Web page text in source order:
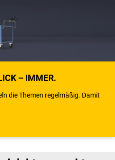
– IMMER.
die Themen regelmäßig. Damit